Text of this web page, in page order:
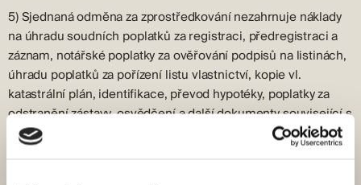
5) Sjednaná odměna za zprostředkování nezahrnuje náklady
na úhradu soudních poplatků za registraci, předregistraci a
záznam, notářské poplatky za ověřování podpisů na listinách,
úhradu poplatků za pořízení listu vlastnictví, kopie vl.
katastrální plán, identifikace, převod hypotéky, poplatky za
odstranění zástavy, osvědčení a další dokumenty související s
uzavřeným právním obchodem.